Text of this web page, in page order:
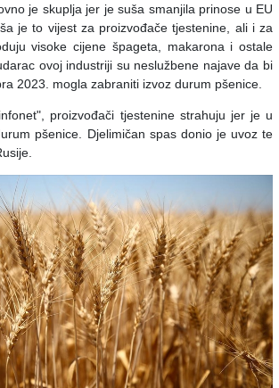
je skuplja jer je suša smanjila prinose u EU
je to vijest za proizvođače tjestenine, ali i za
visoke cijene špageta, makarona i ostale
ovoj industriji su neslužbene najave da bi
2023. mogla zabraniti izvoz durum pšenice.
proizvođači tjestenine strahuju jer je u
pšenice. Djelimičan spas donio je uvoz te